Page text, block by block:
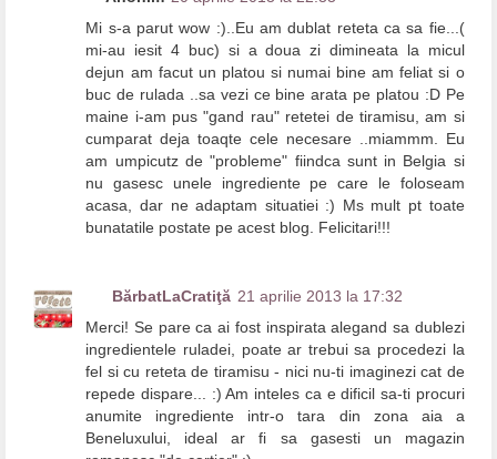
Mi s-a parut wow :)..Eu am dublat reteta ca sa fie...(
mi-au iesit 4 buc) si a doua zi dimineata la micul
dejun am facut un platou si numai bine am feliat si o
buc de rulada ..sa vezi ce bine arata pe platou :D Pe
maine i-am pus "gand rau" retetei de tiramisu, am si
cumparat deja toaqte cele necesare ..miammm. Eu
am umpicutz de "probleme" fiindca sunt in Belgia si
nu gasesc unele ingrediente pe care le foloseam
acasa, dar ne adaptam situatiei :) Ms mult pt toate
bunatatile postate pe acest blog. Felicitari!!!
BărbatLaCratiţă 21 aprilie 2013 la 17:32
Merci! Se pare ca ai fost inspirata alegand sa dublezi
ingredientele ruladei, poate ar trebui sa procedezi la
fel si cu reteta de tiramisu - nici nu-ti imaginezi cat de
repede dispare... :) Am inteles ca e dificil sa-ti procuri
anumite ingrediente intr-o tara din zona aia a
Beneluxului, ideal ar fi sa gasesti un magazin